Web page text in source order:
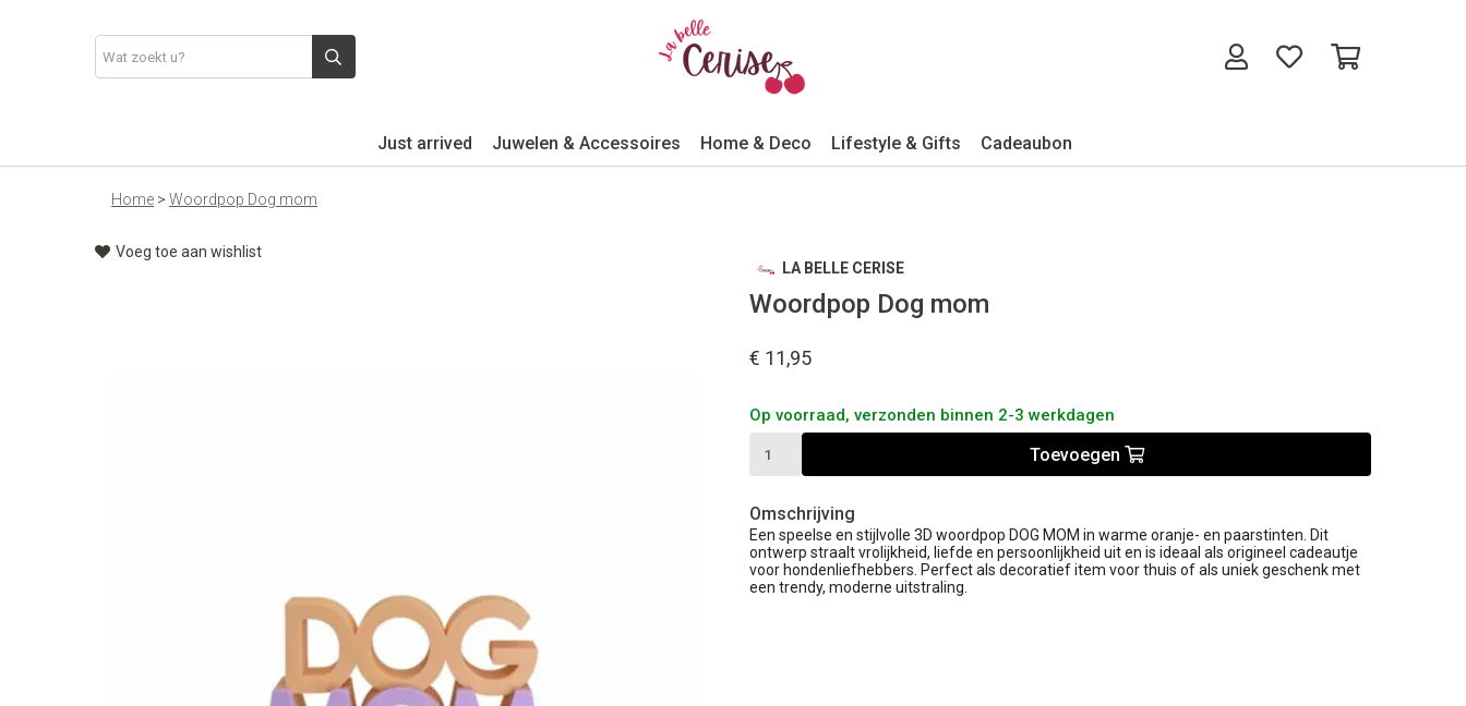
Just arrived Juwelen & Accessoires Home & Deco Lifestyle & Gifts Cadeaubon
Home > Woordpop Dog mom
Voeg toe aan wishlist
LA BELLE CERISE
Woordpop Dog mom
€ 11,95
Op voorraad, verzonden binnen 2-3 werkdagen
Toevoegen
Omschrijving
Een speelse en stijlvolle 3D woordpop DOG MOM in warme oranje- en paarstinten. Dit
ontwerp straalt vrolijkheid, liefde en persoonlijkheid uit en is ideaal als origineel cadeautje
voor hondenliefhebbers. Perfect als decoratief item voor thuis of als uniek geschenk met
een trendy, moderne uitstraling.